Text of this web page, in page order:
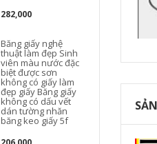
282,000
Băng giấy nghệ
thuật làm đẹp Sinh
viên màu nước đặc
biệt được sơn
không có giấy làm
đẹp giấy Băng giấy
không có dấu vết
dán tường nhăn
băng keo giấy 5f